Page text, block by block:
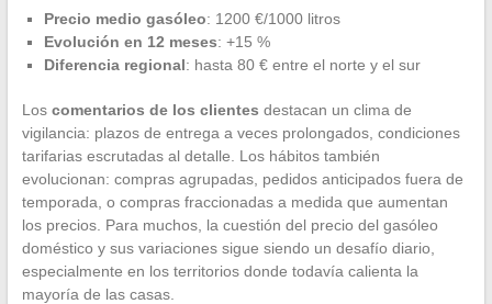
Precio medio gasóleo: 1200 €/1000 litros
Evolución en 12 meses: +15 %
Diferencia regional: hasta 80 € entre el norte y el sur
Los comentarios de los clientes destacan un clima de
vigilancia: plazos de entrega a veces prolongados, condiciones
tarifarias escrutadas al detalle. Los hábitos también
evolucionan: compras agrupadas, pedidos anticipados fuera de
temporada, o compras fraccionadas a medida que aumentan
los precios. Para muchos, la cuestión del precio del gasóleo
doméstico y sus variaciones sigue siendo un desafío diario,
especialmente en los territorios donde todavía calienta la
mayoría de las casas.